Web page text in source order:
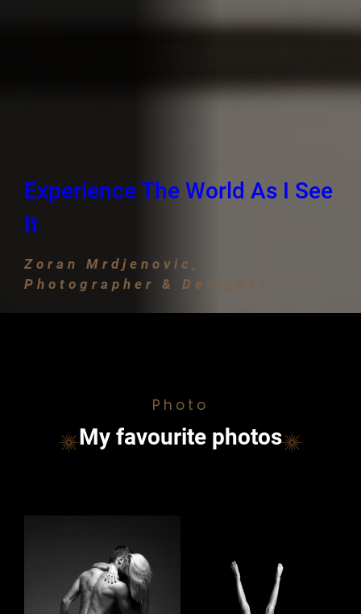
Experience The World As I See
It
Zoran Mrdjenovic,
Photographer & Designer
Photo
My favourite photos